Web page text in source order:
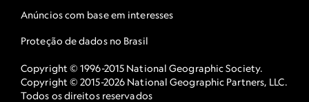
Anúncios com base em interesses
Proteção de dados no Brasil
Copyright © 1996-2015 National Geographic Society.
Copyright © 2015-2026 National Geographic Partners, LLC.
Todos os direitos reservados